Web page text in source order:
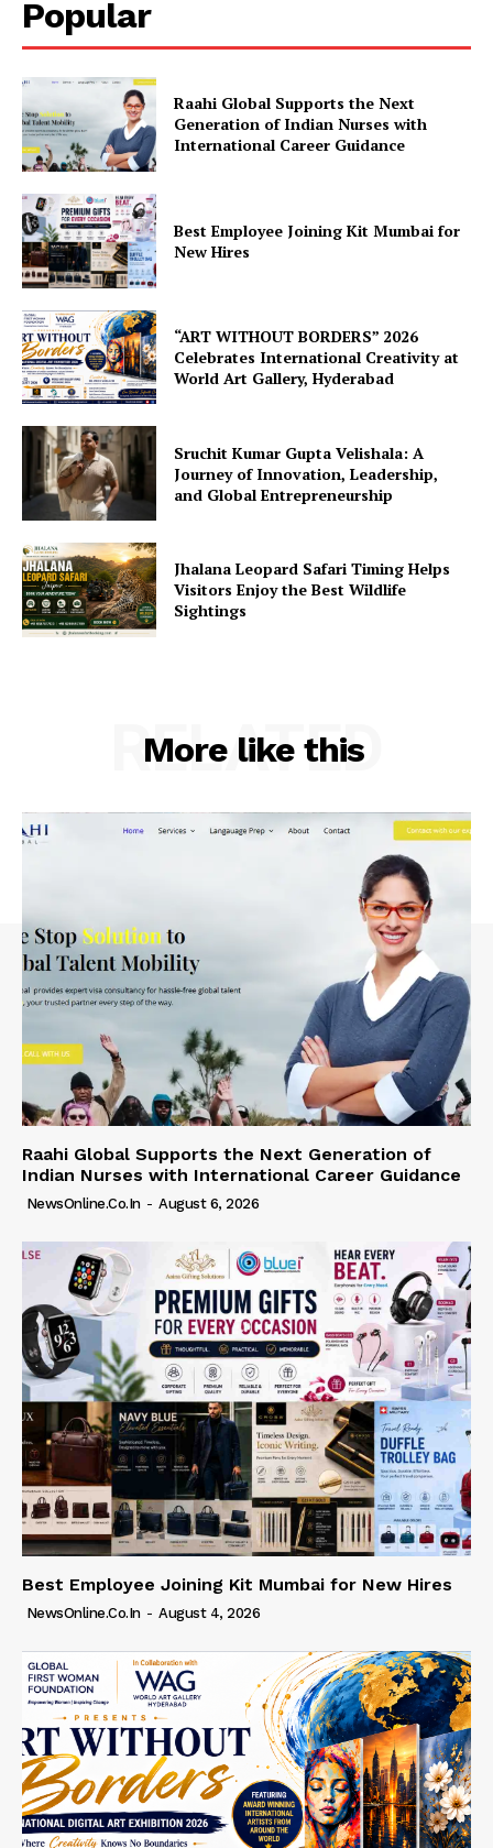
Popular
Raahi Global Supports the Next
Generation of Indian Nurses with
International Career Guidance
Best Employee Joining Kit Mumbai for
New Hires
“ART WITHOUT BORDERS” 2026
Celebrates International Creativity at
World Art Gallery, Hyderabad
Sruchit Kumar Gupta Velishala: A
Journey of Innovation, Leadership,
and Global Entrepreneurship
Jhalana Leopard Safari Timing Helps
Visitors Enjoy the Best Wildlife
Sightings
More like this
RELATED
Raahi Global Supports the Next Generation of
Indian Nurses with International Career Guidance
NewsOnline.co.in - August 6, 2026
Best Employee Joining Kit Mumbai for New Hires
NewsOnline.co.in - August 4, 2026